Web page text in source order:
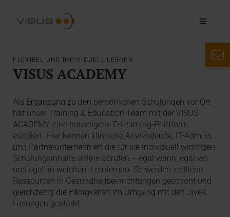
FLEXIBEL UND INDIVIDUELL LERNEN
VISUS ACADEMY
Als Ergänzung zu den persönlichen Schulungen vor Ort
hat unser Training & Education Team mit der VISUS
ACADEMY eine hauseigene E-Learning-Plattform
etabliert. Hier können klinische Anwendende, IT-Admins
und Partnerunternehmen die für sie individuell wichtigen
Schulungsinhalte online abrufen – egal wann, egal wo
und egal, in welchem Lerntempo. So werden zeitliche
Ressourcen in Gesundheitseinrichtungen geschont und
gleichzeitig die Fähigkeiten im Umgang mit den JiveX
Lösungen gestärkt.